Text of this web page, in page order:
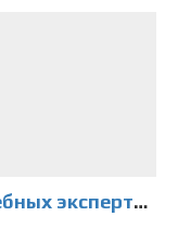
на Александра Невского